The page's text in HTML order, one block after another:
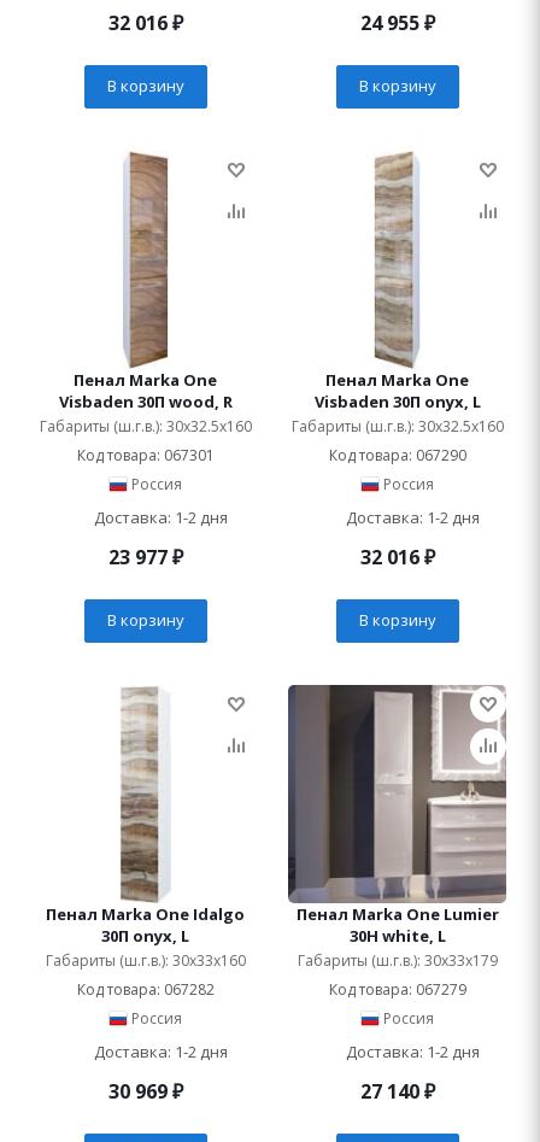
32 016₽
В корзину
24 955₽
В корзину
Пенал Marka One
Visbaden 30П wood, R
Габариты (ш.г.в.): 30x32.5x160
Код товара: 067301
Россия
Доставка: 1-2 дня
23 977₽
В корзину
Пенал Marka One
Visbaden 30П onyx, L
Габариты (ш.г.в.): 30x32.5x160
Код товара: 067290
Россия
Доставка: 1-2 дня
32 016₽
В корзину
Пенал Marka One Idalgo
30П onyx, L
Габариты (ш.г.в.): 30x33x160
Код товара: 067282
Россия
Доставка: 1-2 дня
30 969₽
Пенал Marka One Lumier
30Н white, L
Габариты (ш.г.в.): 30x33x179
Код товара: 067279
Россия
Доставка: 1-2 дня
27 140₽